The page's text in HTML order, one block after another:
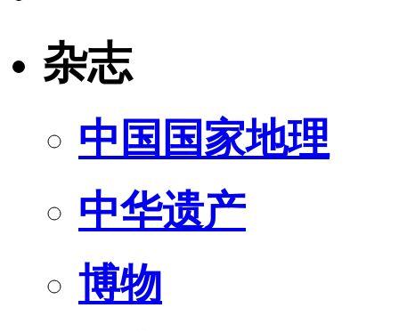
杂志
中国国家地理
中华遗产
博物